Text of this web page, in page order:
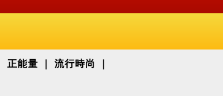
正能量 流行時尚